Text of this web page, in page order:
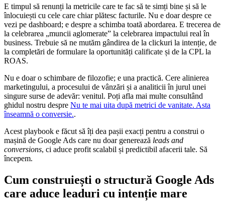
E timpul să renunți la metricile care te fac să te simți bine și să le
înlocuiești cu cele care chiar plătesc facturile. Nu e doar despre ce
vezi pe dashboard; e despre a schimba toată abordarea. E trecerea de
la celebrarea „muncii aglomerate” la celebrarea impactului real în
business. Trebuie să ne mutăm gândirea de la clickuri la intenție, de
la completări de formulare la oportunități calificate și de la CPL la
ROAS.
Nu e doar o schimbare de filozofie; e una practică. Cere alinierea
marketingului, a procesului de vânzări și a analiticii în jurul unei
singure surse de adevăr: venitul. Poți afla mai multe consultând
ghidul nostru despre Nu te mai uita după metrici de vanitate. Asta
înseamnă o conversie..
Acest playbook e făcut să îți dea pașii exacți pentru a construi o
mașină de Google Ads care nu doar generează leads and
conversions, ci aduce profit scalabil și predictibil afacerii tale. Să
începem.
Cum construiești o structură Google Ads
care aduce leaduri cu intenție mare